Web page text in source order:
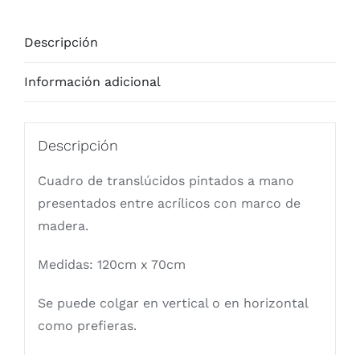
Descripción
Información adicional
Descripción
Cuadro de translúcidos pintados a mano
presentados entre acrílicos con marco de
madera.
Medidas: 120cm x 70cm
Se puede colgar en vertical o en horizontal
como prefieras.